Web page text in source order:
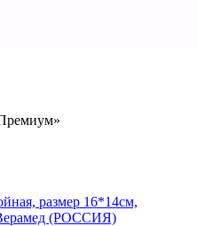
размер 16*14см,
Верамед (РОССИЯ)